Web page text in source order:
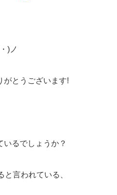
)ノ
がとうございます!
るでしょうか？
言われている、